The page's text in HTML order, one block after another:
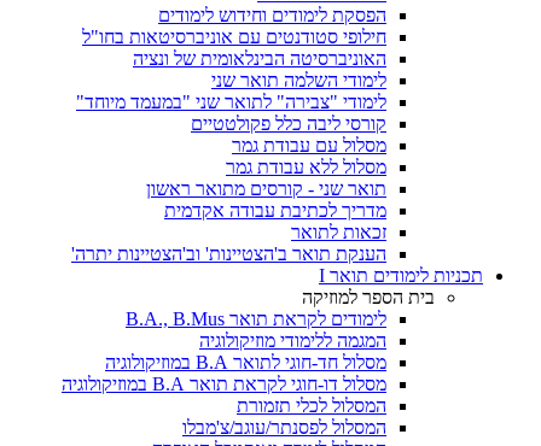
הפסקת לימודים וחידוש לימודים
חילופי סטודנטים עם אוניברסיטאות בחו"ל
האוניברסיטה הבינלאומית של ונציה
לימודי השלמה תואר שני
לימודי "צבירה" לתואר שני "במעמד מיוחד"
קורסי ליבה כלל פקולטטיים
מסלול עם עבודת גמר
מסלול ללא עבודת גמר
תואר שני - קורסים מתואר ראשון
מדריך לכתיבת עבודה אקדמית
זכאות לתואר
הענקת תואר ב'הצטיינות' וב'הצטיינות יתרה'
תכניות לימודים תואר I
בית הספר למוזיקה
לימודים לקראת תואר B.A., B.Mus
המגמה ללימודי מוזיקולוגיה
מסלול חד-חוגי לתואר B.A במוזיקולוגיה
מסלול דו-חוגי לקראת תואר B.A במוזיקולוגיה
המסלול לכלי תזמורת
המסלול לפסנתר/עוגב/צ'מבלו